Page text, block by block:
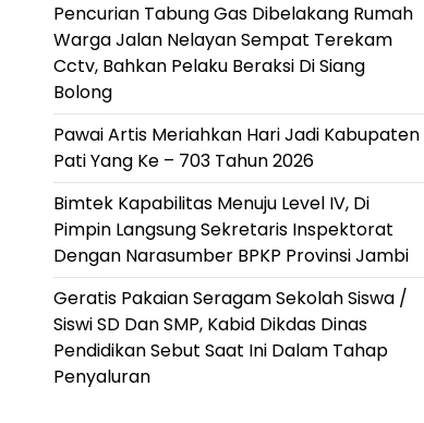
Pencurian Tabung Gas Dibelakang Rumah
Warga Jalan Nelayan Sempat Terekam
Cctv, Bahkan Pelaku Beraksi Di Siang
Bolong
Pawai Artis Meriahkan Hari Jadi Kabupaten
Pati Yang Ke – 703 Tahun 2026
Bimtek Kapabilitas Menuju Level IV, Di
Pimpin Langsung Sekretaris Inspektorat
Dengan Narasumber BPKP Provinsi Jambi
Geratis Pakaian Seragam Sekolah Siswa /
Siswi SD Dan SMP, Kabid Dikdas Dinas
Pendidikan Sebut Saat Ini Dalam Tahap
Penyaluran